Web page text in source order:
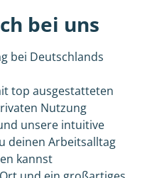
bei uns
bei Deutschlands
top ausgestatteten
Nutzung
unsere intuitive
deinen Arbeitsalltag
kannst